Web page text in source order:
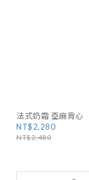
法式奶霜 亞麻背心
NT$2,280
NT$2,480